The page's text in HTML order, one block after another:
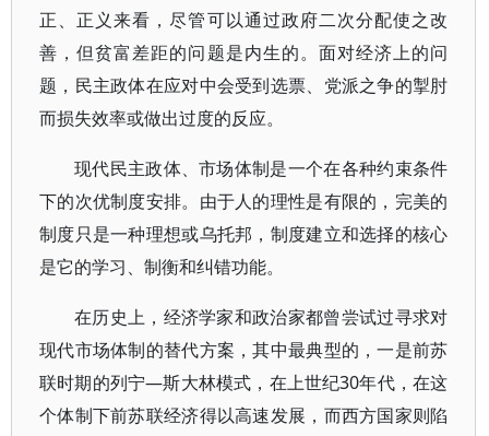
正、正义来看，尽管可以通过政府二次分配使之改
善，但贫富差距的问题是内生的。面对经济上的问
题，民主政体在应对中会受到选票、党派之争的掣肘
而损失效率或做出过度的反应。
现代民主政体、市场体制是一个在各种约束条件
下的次优制度安排。由于人的理性是有限的，完美的
制度只是一种理想或乌托邦，制度建立和选择的核心
是它的学习、制衡和纠错功能。
在历史上，经济学家和政治家都曾尝试过寻求对
现代市场体制的替代方案，其中最典型的，一是前苏
联时期的列宁—斯大林模式，在上世纪30年代，在这
个体制下前苏联经济得以高速发展，而西方国家则陷